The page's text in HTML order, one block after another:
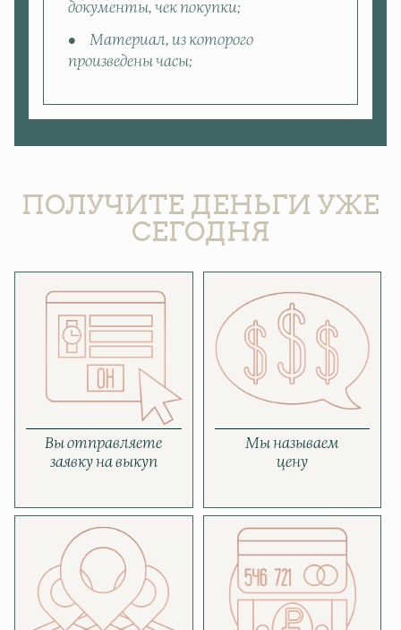
документы, чек покупки;
Материал, из которого
произведены часы;
ПОЛУЧИТЕ ДЕНЬГИ УЖЕ
СЕГОДНЯ
Вы отправляете
заявку на выкуп
Мы называем
цену